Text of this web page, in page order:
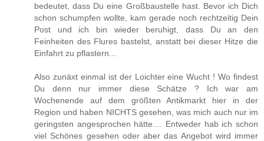
bedeutet, dass Du eine Großbaustelle hast. Bevor ich Dich
schon schumpfen wollte, kam gerade noch rechtzeitig Dein
Post und ich bin wieder beruhigt, dass Du an den
Feinheiten des Flures bastelst, anstatt bei dieser Hitze die
Einfahrt zu pflastern...
Also zunäxt einmal ist der Loichter eine Wucht ! Wo findest
Du denn nur immer diese Schätze ? Ich war am
Wochenende auf dem größten Antikmarkt hier in der
Region und haben NICHTS gesehen, was mich auch nur im
geringsten angesprochen hätte.... Entweder hab ich schon
viel Schönes gesehen oder aber das Angebot wird immer